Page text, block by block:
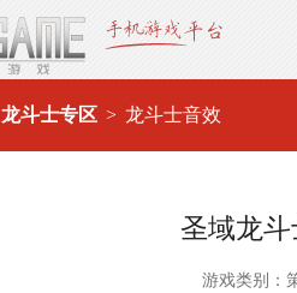
龙斗士专区 龙斗士音效
圣域龙
游戏类别：